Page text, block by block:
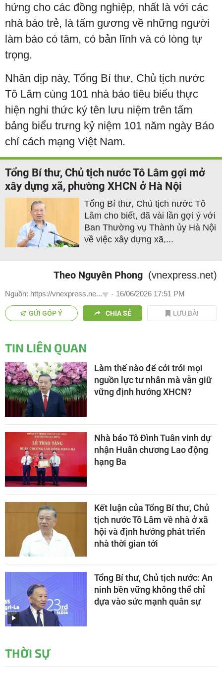
hứng cho các đồng nghiệp, nhất là với các
nhà báo trẻ, là tấm gương về những người
làm báo có tâm, có bản lĩnh và có lòng tự
trọng.
Nhân dịp này, Tổng Bí thư, Chủ tịch nước
Tô Lâm cùng 101 nhà báo tiêu biểu thực
hiện nghi thức ký tên lưu niệm trên tấm
bảng biểu trưng kỷ niệm 101 năm ngày Báo
chí cách mạng Việt Nam.
Tổng Bí thư, Chủ tịch nước Tô Lâm gợi mở
xây dựng xã, phường XHCN ở Hà Nội
Tổng Bí thư, Chủ tịch nước Tô
Lâm cho biết, đã vài lần gợi ý với
Ban Thường vụ Thành ủy Hà Nội
về việc xây dựng xã,...
Theo Nguyên Phong (vnexpress.net)
Nguồn: https://vnexpress.ne... - 16/06/2026 17:51 PM
GỬI GÓP Ý CHIA SẺ LƯU BÀI
TIN LIÊN QUAN
Làm thế nào để cởi trói mọi
nguồn lực tư nhân mà vẫn giữ
vững định hướng XHCN?
Nhà báo Tô Đình Tuân vinh dự
nhận Huân chương Lao động
hạng Ba
Kết luận của Tổng Bí thư, Chủ
tịch nước Tô Lâm về nhà ở xã
hội và định hướng phát triển
nhà thời gian tới
Tổng Bí thư, Chủ tịch nước: An
ninh bền vững không thể chỉ
dựa vào sức mạnh quân sự
THỜI SỰ